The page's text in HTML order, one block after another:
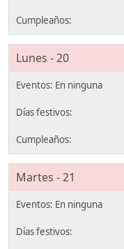
Lunes - 20
Martes - 21